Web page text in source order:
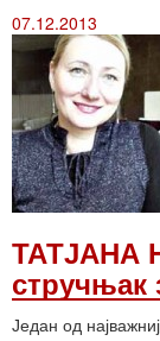
07.12.2013
ТАТЈАНА
Један од